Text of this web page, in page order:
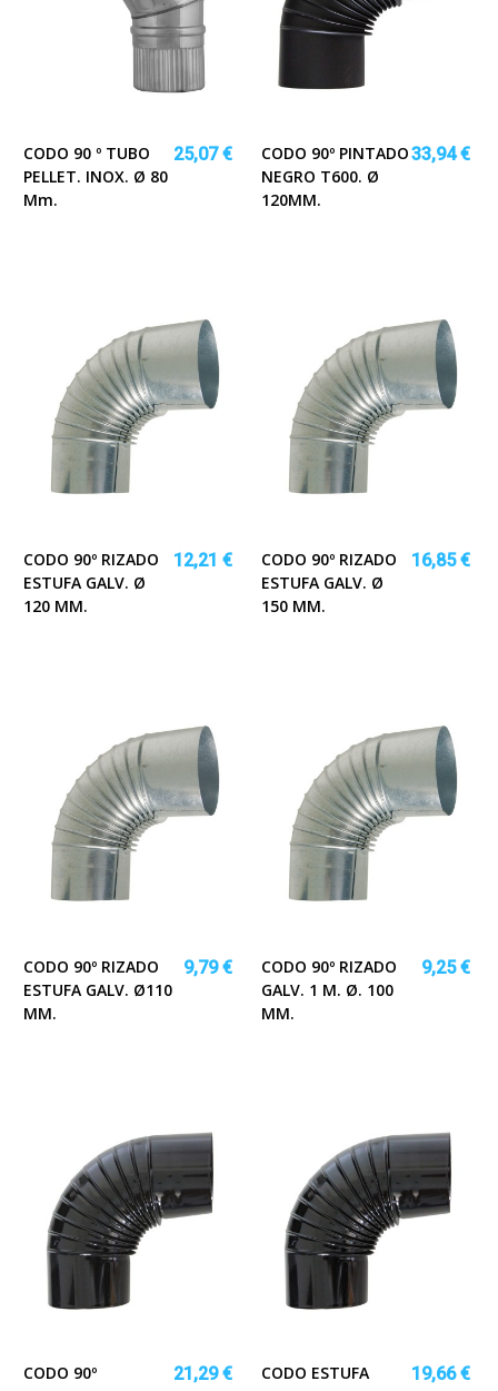
CODO 90 º TUBO
PELLET. INOX. Ø 80
Mm.
25,07 €
CODO 90º PINTADO
NEGRO T600. Ø
120MM.
33,94 €
CODO 90º RIZADO
ESTUFA GALV. Ø
120 MM.
12,21 €
CODO 90º RIZADO
ESTUFA GALV. Ø
150 MM.
16,85 €
CODO 90º RIZADO
ESTUFA GALV. Ø110
MM.
9,79 €
CODO 90º RIZADO
GALV. 1 M. Ø. 100
MM.
9,25 €
CODO 90º
21,29 €
CODO ESTUFA
19,66 €